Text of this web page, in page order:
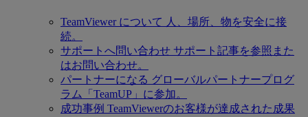
TeamViewer について 人、場所、物を安全に接
続。
サポートへ問い合わせ サポート記事を参照また
はお問い合わせ。
パートナーになる グローバルパートナープログ
ラム「TeamUP」に参加。
成功事例 TeamViewerのお客様が達成された成果